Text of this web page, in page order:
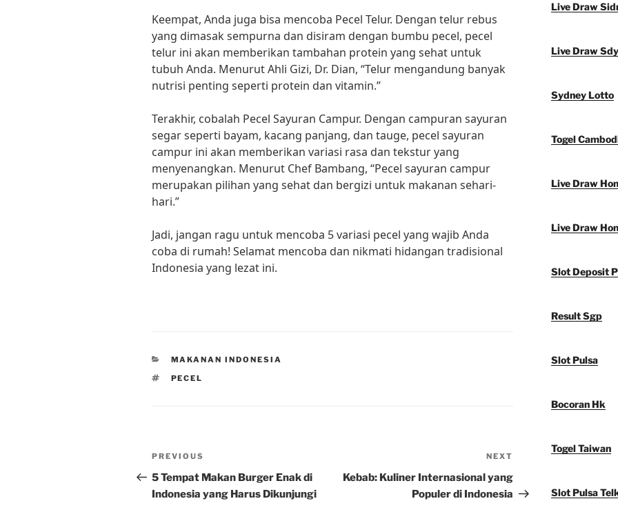
Keempat, Anda juga bisa mencoba Pecel Telur. Dengan telur rebus
yang dimasak sempurna dan disiram dengan bumbu pecel, pecel
telur ini akan memberikan tambahan protein yang sehat untuk
tubuh Anda. Menurut Ahli Gizi, Dr. Dian, “Telur mengandung banyak
nutrisi penting seperti protein dan vitamin.”
Terakhir, cobalah Pecel Sayuran Campur. Dengan campuran sayuran
segar seperti bayam, kacang panjang, dan tauge, pecel sayuran
campur ini akan memberikan variasi rasa dan tekstur yang
menyenangkan. Menurut Chef Bambang, “Pecel sayuran campur
merupakan pilihan yang sehat dan bergizi untuk makanan sehari-
hari.”
Jadi, jangan ragu untuk mencoba 5 variasi pecel yang wajib Anda
coba di rumah! Selamat mencoba dan nikmati hidangan tradisional
Indonesia yang lezat ini.
CATEGORIES
MAKANAN INDONESIA
TAGS
PECEL
Post
navigation
Previous
Post
PREVIOUS
5 Tempat Makan Burger Enak di
Indonesia yang Harus Dikunjungi
Post
NEXT
Kebab: Kuliner Internasional yang
Populer di Indonesia
Live Draw
Live Draw Sdy
Sydney Lotto
Togel
Live Draw
Live Draw
Slot Deposit
Result Sgp
Slot Pulsa
Bocoran Hk
Togel Taiwan
Slot Pulsa